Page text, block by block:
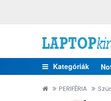
Kategóriák
PERIFÉRIA